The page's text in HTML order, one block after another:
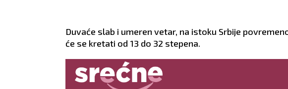
Duvaće slab i umeren vetar, na istoku Srbije
će se kretati od 13 do 32 stepena.